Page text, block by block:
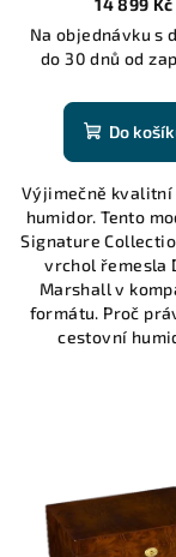
14 899 Kč
Na objednávku s
do 30 dnů od
Do
Výjimečně kvalitní
humidor. Tento
Signature
vrchol řemesla
Marshall v
formátu. Proč
cestovní